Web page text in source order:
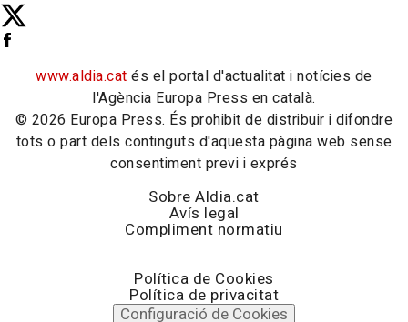
www.aldia.cat és el portal d'actualitat i notícies de
l'Agència Europa Press en català.
© 2026 Europa Press. És prohibit de distribuir i difondre
tots o part dels continguts d'aquesta pàgina web sense
consentiment previ i exprés
Sobre Aldia.cat
Avís legal
Compliment normatiu
Política de Cookies
Política de privacitat
Configuració de Cookies